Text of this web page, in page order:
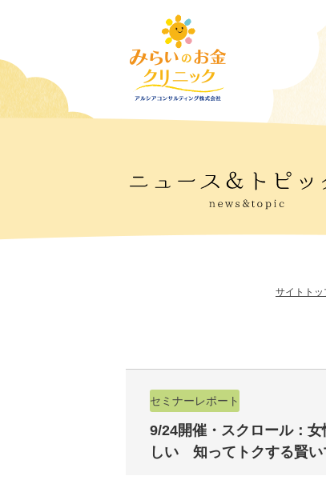
サイトトッ
セミナーレポート
9/24開催・スクロール：
しい 知ってトクする賢い